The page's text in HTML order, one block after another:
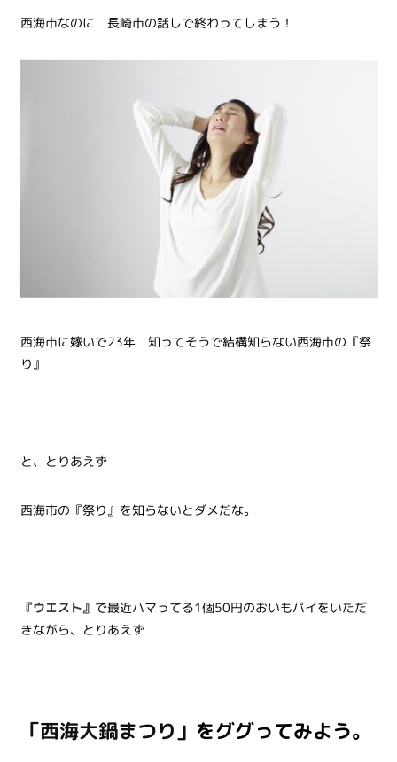
西海市なのに 長崎市の話しで終わってしまう！
西海市に嫁いで23年 知ってそうで結構知らない西海市の『祭
り』
と、とりあえず
西海市の『祭り』を知らないとダメだな。
『ウエスト』 で最近ハマってる1個50円のおいもパイをいただ
きながら、とりあえず
「西海大鍋まつり」 をググってみよう。